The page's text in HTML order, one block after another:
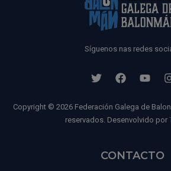
Síguenos nas redes
Copyright © 2026 Federación Galega de
reservados. Desenvolvido por
CONTACTO